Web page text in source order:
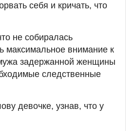
себя и кричать, что
не собиралась
максимальное внимание к
задержанной женщины
следственные
девочке, узнав, что у